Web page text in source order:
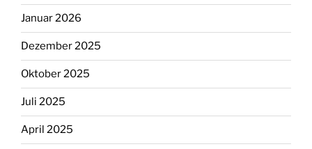
Januar 2026
Dezember 2025
Oktober 2025
Juli 2025
April 2025